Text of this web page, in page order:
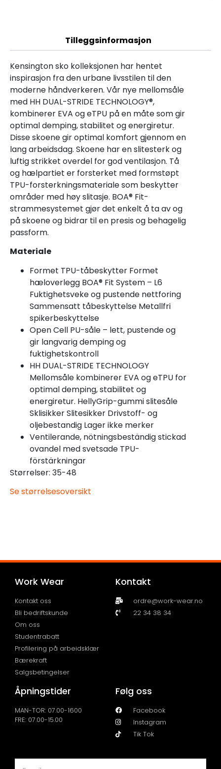
Tilleggsinformasjon
Kensington sko kolleksjonen har hentet
inspirasjon fra den urbane livsstilen til den
moderne håndverkeren. Vår nye mellomsåle
med HH DUAL-STRIDE TECHNOLOGY®,
kombinerer EVA og eTPU på en måte som gir
optimal demping, stabilitet og energiretur.
Disse skoene gir optimal komfort gjennom en
lang arbeidsdag. Skoene har en slitesterk og
luftig strikket overdel for god ventilasjon. Tå
og hælpartiet er forsterket med formstøpt
TPU-forsterkningsmateriale som beskytter
områder med høy slitasje. BOA® Fit-
strammesystemet gjør det enkelt å ta av og
på skoene og bidrar til en presis og behagelig
passform.
Materiale
Formet TPU-tåbeskytter Formet
hæloverlegg BOA® Fit System – L6
Fuktighetsveke og pustende nettforing
Sammensatt tåbeskyttelse Metallfri
spikerbeskyttelse
Open Cell PU-såle – lett, pustende og
gir langvarig demping og
fuktighetskontroll
HH DUAL-STRIDE TECHNOLOGY
Mellomsåle kombinerer EVA og eTPU for
optimal demping, stabilitet og
energiretur. HellyGrip-gummi slitesåle
Sklisikker Slitesikker Drivstoff- og
oljebestandig Lager ikke merker
Ventilerande, nötningsbeständig stickad
ovandel med svetsade TPU-
förstärkningar
Størrelser: 35-48
Se størrelsesoversikt
Work Wear
Kontakt oss
Bli bedriftskunde
Om oss
Studentrabatt
Profilering på arbeidsklær
Bærekraft
Salgsbetingelser
Kontakt
ordre@work-wear.no
22 34 38 34
Åpningstider
MAN-TOR: 07.00-1600
FRE: 07.00-15.00
Følg oss
Facebook
Instagram
Tik Tok